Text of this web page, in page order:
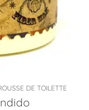
DE TOILETTE